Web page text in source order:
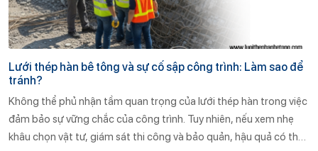
Lưới thép hàn bê tông và sự cố sập công trình: Làm sao để
tránh?
Không thể phủ nhận tầm quan trọng của lưới thép hàn trong việc
đảm bảo sự vững chắc của công trình. Tuy nhiên, nếu xem nhẹ
khâu chọn vật tư, giám sát thi công và bảo quản, hậu quả có thể